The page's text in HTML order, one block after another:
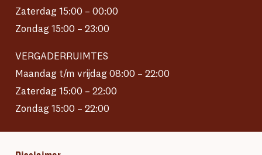
Zaterdag 15:00 – 00:00
Zondag 15:00 – 23:00
VERGADERRUIMTES
Maandag t/m vrijdag 08:00 – 22:00
Zaterdag 15:00 – 22:00
Zondag 15:00 – 22:00